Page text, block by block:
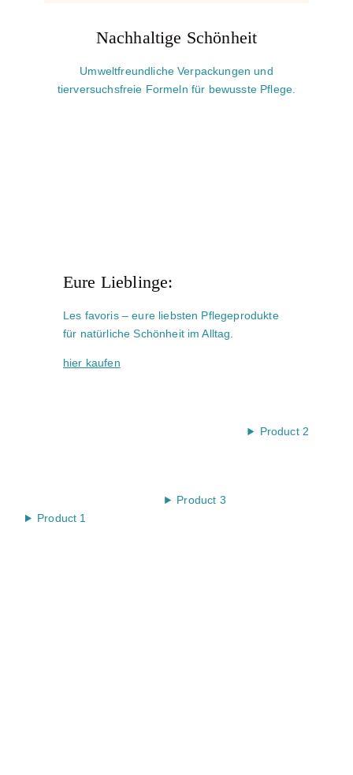
Nachhaltige Schönheit
Umweltfreundliche Verpackungen und
tierversuchsfreie Formeln für bewusste Pflege.
Eure Lieblinge:
Les favoris – eure liebsten Pflegeprodukte
für natürliche Schönheit im Alltag.
hier kaufen
Product 2
Product 3
Product 1